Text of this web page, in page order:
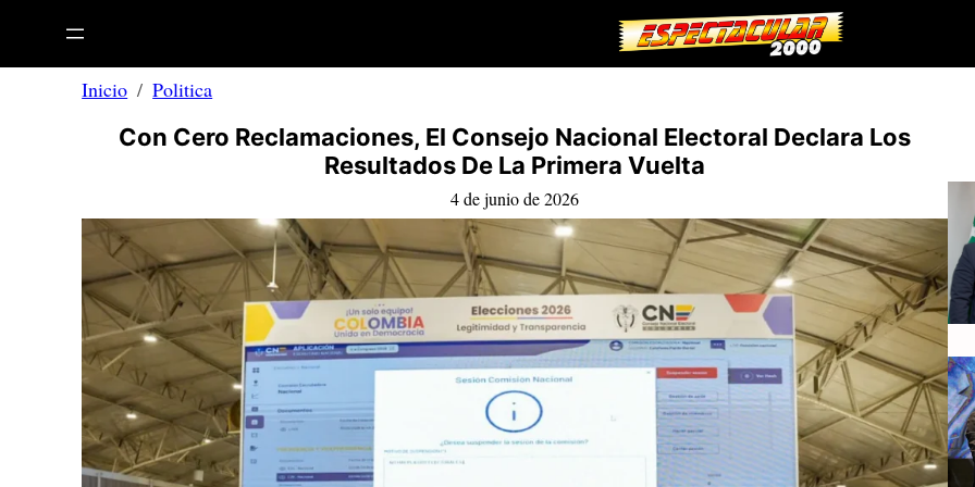
contenido
Inicio Politica
Con Cero Reclamaciones, El Consejo Nacional Electoral Declara Los
Resultados De La Primera Vuelta
4 de junio de 2026